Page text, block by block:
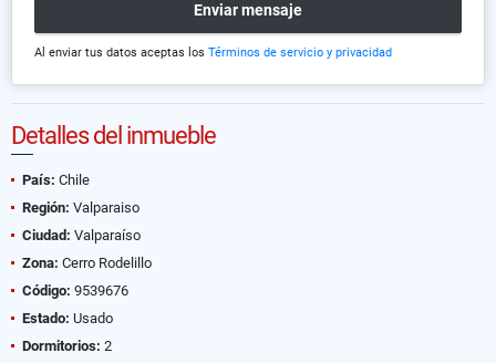
Enviar mensaje
Al enviar tus datos aceptas los Términos de servicio y privacidad
Detalles del inmueble
País: Chile
Región: Valparaiso
Ciudad: Valparaíso
Zona: Cerro Rodelillo
Código: 9539676
Estado: Usado
Dormitorios: 2